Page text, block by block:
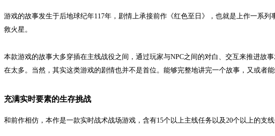
游戏的故事发生于后地球纪年117年，剧情上承接前作《红色至日》，也就是上作一系
救火星。
本款游戏的故事大多穿插在主线战役之间，通过玩家与NPC之间的对白、交互来推进
在太多。当然，其实这类游戏的剧情也并不是首位。能够完整地讲完一个故事，又或者
充满实时要素的生存挑战
和前作相仿，本作是一款实时战术战场游戏，含有15个以上主线任务以及20个以上的支